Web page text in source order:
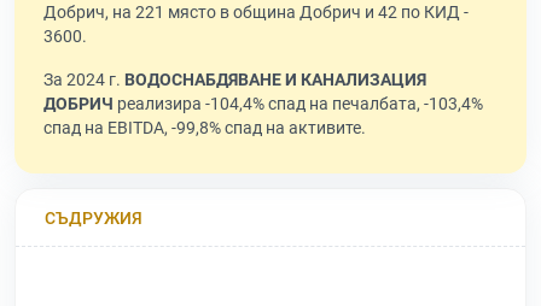
Добрич, на 221 място в община Добрич и 42 по КИД -
3600.
За 2024 г. ВОДОСНАБДЯВАНЕ И КАНАЛИЗАЦИЯ
ДОБРИЧ реализира -104,4% спад на печалбата, -103,4%
спад на EBITDA, -99,8% спад на активите.
СЪДРУЖИЯ